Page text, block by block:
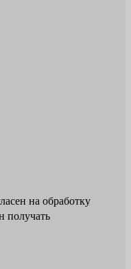
на обработку
получать